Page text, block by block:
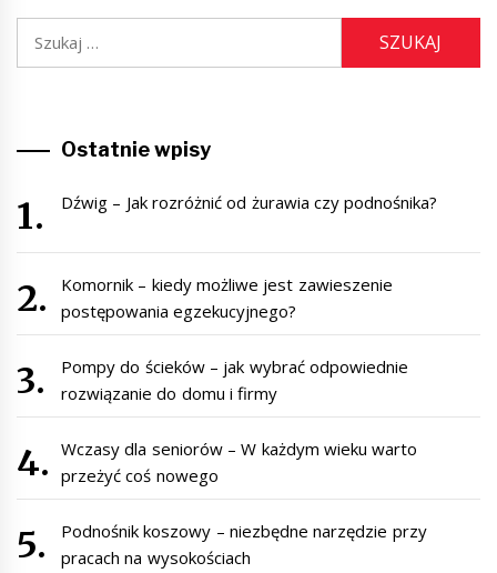
Ostatnie wpisy
Dźwig – Jak rozróżnić od żurawia czy podnośnika?
Komornik – kiedy możliwe jest zawieszenie
postępowania egzekucyjnego?
Pompy do ścieków – jak wybrać odpowiednie
rozwiązanie do domu i firmy
Wczasy dla seniorów – W każdym wieku warto
przeżyć coś nowego
Podnośnik koszowy – niezbędne narzędzie przy
pracach na wysokościach